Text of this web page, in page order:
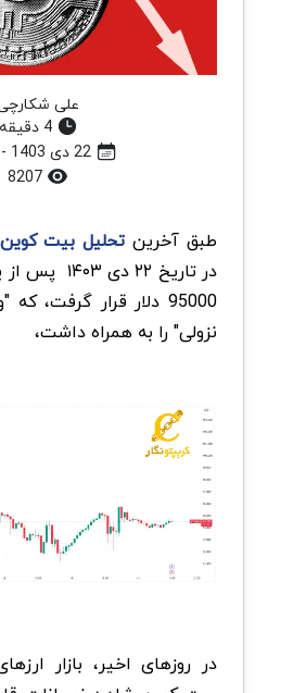
علی
4 دقیقه
طبق آخرین تحلیل بیت کوین
در تاریخ
95000 دلار قرار
نزولی" را به همراه داشت،
در روزهای اخیر، بازار